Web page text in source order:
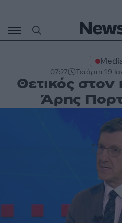
περιεχόμενο
07:27 Τετάρτη 19
Θετικός στον
Άρης